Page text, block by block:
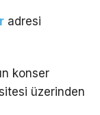
adresi
konser
üzerinden